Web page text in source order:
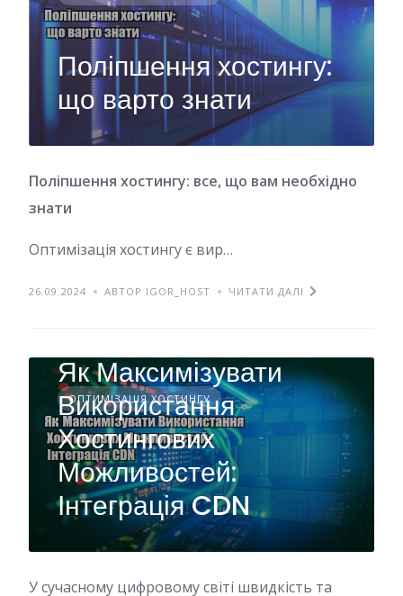
Поліпшення хостингу:
що варто знати
Поліпшення хостингу: все, що вам необхідно
знати
Оптимізація хостингу є вир…
26.09.2024 АВТОР IGOR_HOST ЧИТАТИ ДАЛІ
ОПТИМІЗАЦІЯ ХОСТИНГУ
Як Максимізувати
Використання
Хостингових
Можливостей:
Інтеграція CDN
У сучасному цифровому світі швидкість та